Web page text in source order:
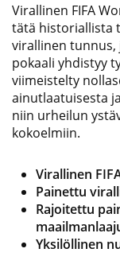
Virallinen FIFA
tätä historiallista
virallinen tunnus,
pokaali yhdistyy
viimeistelty
ainutlaatuisesta
niin urheilun
kokoelmiin.
Virallinen
Painettu
Rajoitettu
Yksilöllinen